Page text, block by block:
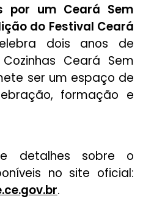
por um Ceará Sem
do Festival Ceará
dois anos de
Ceará Sem
ser um espaço de
formação e
detalhes sobre o
no site oficial:
.